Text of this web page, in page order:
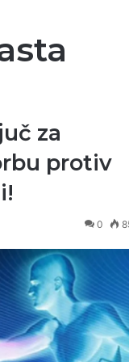
za
protiv
0